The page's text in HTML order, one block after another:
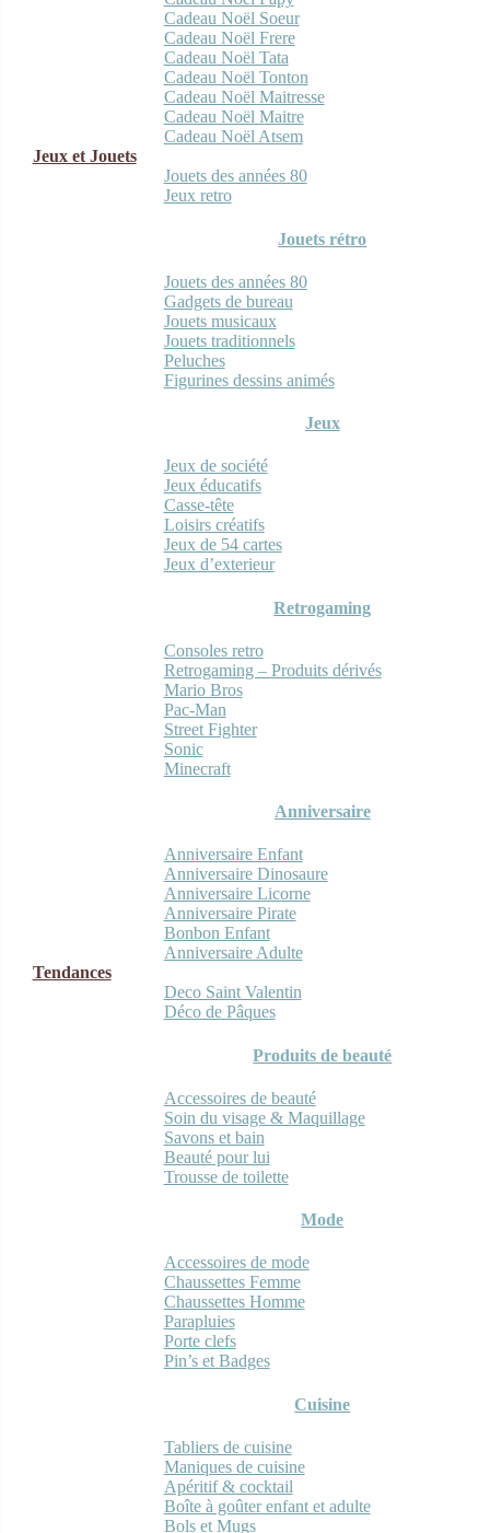
Cadeau Noël Soeur
Cadeau Noël Frere
Cadeau Noël Tata
Cadeau Noël Tonton
Cadeau Noël Maitresse
Cadeau Noël Maitre
Cadeau Noël Atsem
Jeux et Jouets
Jouets des années 80
Jeux retro
Jouets rétro
Jouets des années 80
Gadgets de bureau
Jouets musicaux
Jouets traditionnels
Peluches
Figurines dessins animés
Jeux
Jeux de société
Jeux éducatifs
Casse-tête
Loisirs créatifs
Jeux de 54 cartes
Jeux d’exterieur
Retrogaming
Consoles retro
Retrogaming – Produits dérivés
Mario Bros
Pac-Man
Street Fighter
Sonic
Minecraft
Anniversaire
Anniversaire Enfant
Anniversaire Dinosaure
Anniversaire Licorne
Anniversaire Pirate
Bonbon Enfant
Anniversaire Adulte
Tendances
Deco Saint Valentin
Déco de Pâques
Produits de beauté
Accessoires de beauté
Soin du visage & Maquillage
Savons et bain
Beauté pour lui
Trousse de toilette
Mode
Accessoires de mode
Chaussettes Femme
Chaussettes Homme
Parapluies
Porte clefs
Pin’s et Badges
Cuisine
Tabliers de cuisine
Maniques de cuisine
Apéritif & cocktail
Boîte à goûter enfant et adulte
Bols et Mugs